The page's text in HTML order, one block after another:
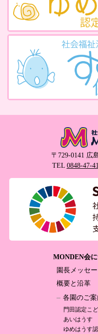
〒729-0141 広
TEL 0848-47-
MONDEN会
園長メッセ
概要と沿革
各園のご案
門田認定こ
あいはうす
ゆめはうす